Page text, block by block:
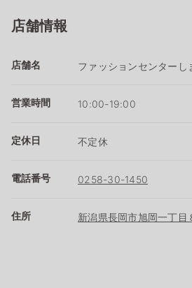
店舗情報
店舗名 ファッションセンター
営業時間 10:00-19:00
定休日 不定休
電話番号 0258-30-1450
住所 新潟県長岡市旭岡一丁目